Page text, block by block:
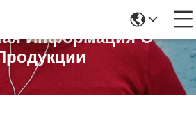
Информация О